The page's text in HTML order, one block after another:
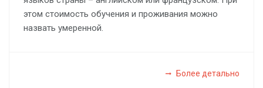
этом стоимость обучения и проживания можно
назвать умеренной.
Более детально